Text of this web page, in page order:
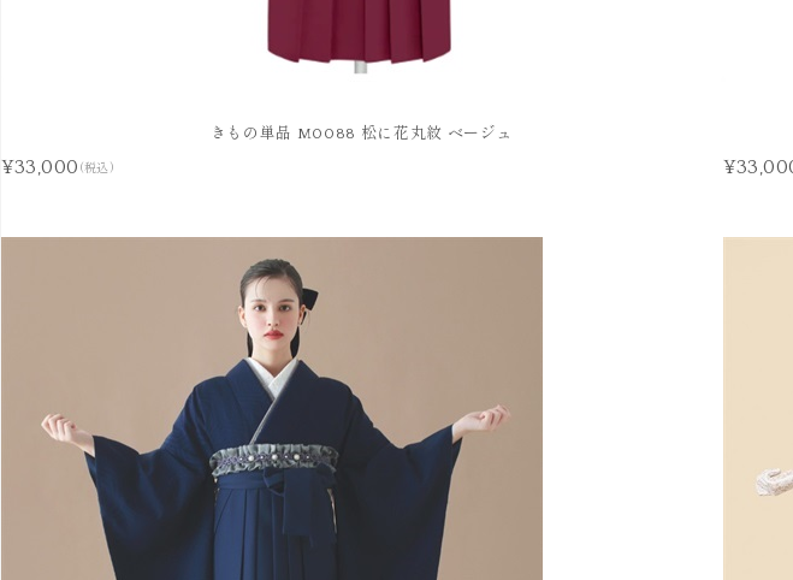
きもの単品 M0088 松に花丸紋 ベージュ
¥33,000 (税込)